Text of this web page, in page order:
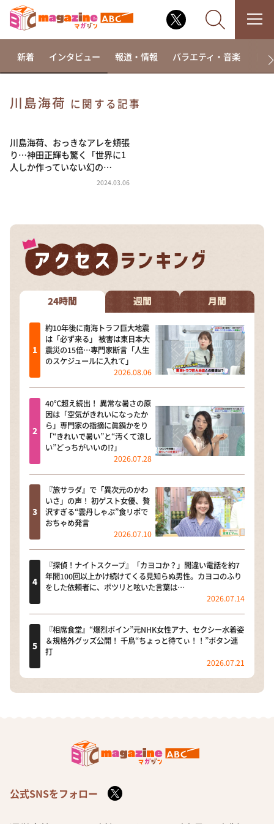
相席食堂
これ余談なんですけど・・・
～人生密着トークバラエティ！～ やすとものいたっ
河合＆A.B.C-Z塚田×福井アナ「なんでやねん！？」
（news おかえり）
DAIGOも台所 ～きょうの献立 何にする？～
本日はダイアンなり！シーズン２
朝だ！生です旅サラダ
教えて！ニュースライブ 正義のミカタ
ＬＩＦＥ～夢のカタチ～
新婚さんいらっしゃい！
ポツンと一軒家
ザキ山小屋本館
ぺこぱのまるスポ
新着 インタビュー 報道・情報 バラエティ・音楽 ド
川島海荷 に関する記事
川島海荷、おっきなアレを頬張
り…神田正輝も驚く「世界に1
人しか作っていない幻の…
2024.03.06
24時間 週間 月間
約10年後に南海トラフ巨大地震
は「必ず来る」 被害は東日本大
震災の15倍…専門家断言「人生
のスケジュールに入れて」
2026.08.06
40℃超え続出！ 異常な暑さの原
因は「空気がきれいになったか
ら」専門家の指摘に眞鍋かをり
「“きれいで暑い”と“汚くて涼し
い”どっちがいいの!?」
2026.07.28
『旅サラダ』で「異次元のかわ
いさ」の声！ 初ゲスト女優、贅
沢すぎる“雲丹しゃぶ”食リポで
おちゃめ発言
2026.07.10
『探偵！ナイトスクープ』「カヨコか？」間違い電話を約7
年間100回以上かけ続けてくる見知らぬ男性。カヨコのふり
をした依頼者に、ポツリと呟いた言葉は…
2026.07.14
『相席食堂』“爆烈ボイン”元NHK女性アナ、セクシー水着姿
＆規格外グッズ公開！ 千鳥“ちょっと待てぃ！！”ボタン連
打
2026.07.21
公式SNSをフォロー